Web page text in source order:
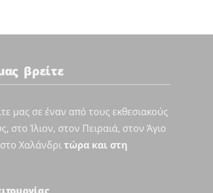
βρείτε
μας σε έναν από τους εκθεσιακούς
στο Ίλιον, στον Πειραιά, στον Άγιο
Χαλάνδριτώρα και στη